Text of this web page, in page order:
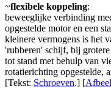
~flexibele koppeling:
beweeglijke verbinding
opgestelde motor en een
kleinere vermogens is het
'rubberen' schijf, bij
tot stand met behulp van
rotatierichting opgestelde,
[Tekst: Schroeven.] [